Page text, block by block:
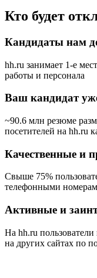
Кто будет
Кандидаты нам
hh.ru занимает 1-е
работы и персонала
Ваш кандидат
~90.6 млн резюме
посетителей на hh.ru
Качественные и
Свыше 75%
телефонными
Активные и
На hh.ru
на других сайтах по